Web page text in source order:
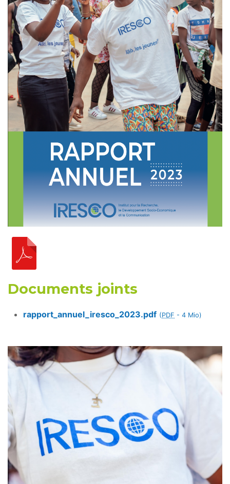
Documents joints
rapport_annuel_iresco_2023.pdf (PDF - 4 Mio)